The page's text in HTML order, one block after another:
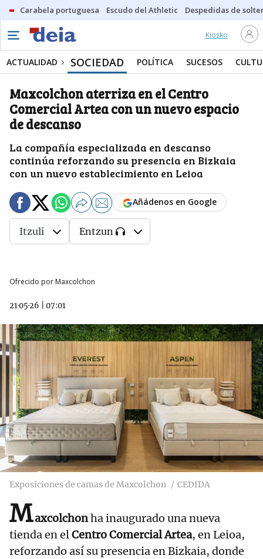
Carabela portuguesa Escudo del Athletic Despedidas de
Kiosko
ACTUALIDAD SOCIEDAD POLÍTICA SUCESOS
Maxcolchon aterriza en el Centro
Comercial Artea con un nuevo espacio
de descanso
La compañía especializada en descanso
continúa reforzando su presencia en Bizkaia
con un nuevo establecimiento en Leioa
Ofrecido por Maxcolchon
21·05·26 07:01
Añádenos en Google
Itzuli Entzun
Exposiciones de camas de Maxcolchon CEDIDA
Maxcolchonha inaugurado una nueva
tienda en elCentro Comercial Artea, en Leioa,
reforzando así su presencia en Bizkaia, donde